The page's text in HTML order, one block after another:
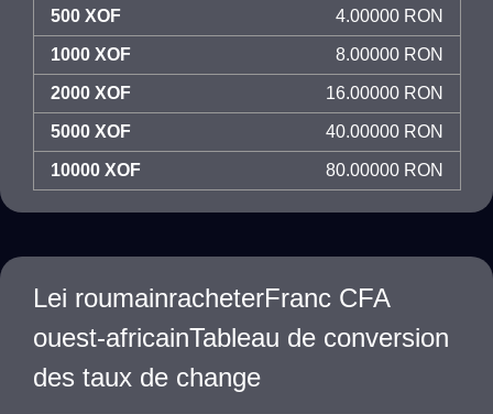
500 XOF 4.00000 RON
1000 XOF 8.00000 RON
2000 XOF 16.00000 RON
5000 XOF 40.00000 RON
10000 XOF 80.00000 RON
Lei roumainracheterFranc CFA
ouest-africainTableau de conversion
des taux de change